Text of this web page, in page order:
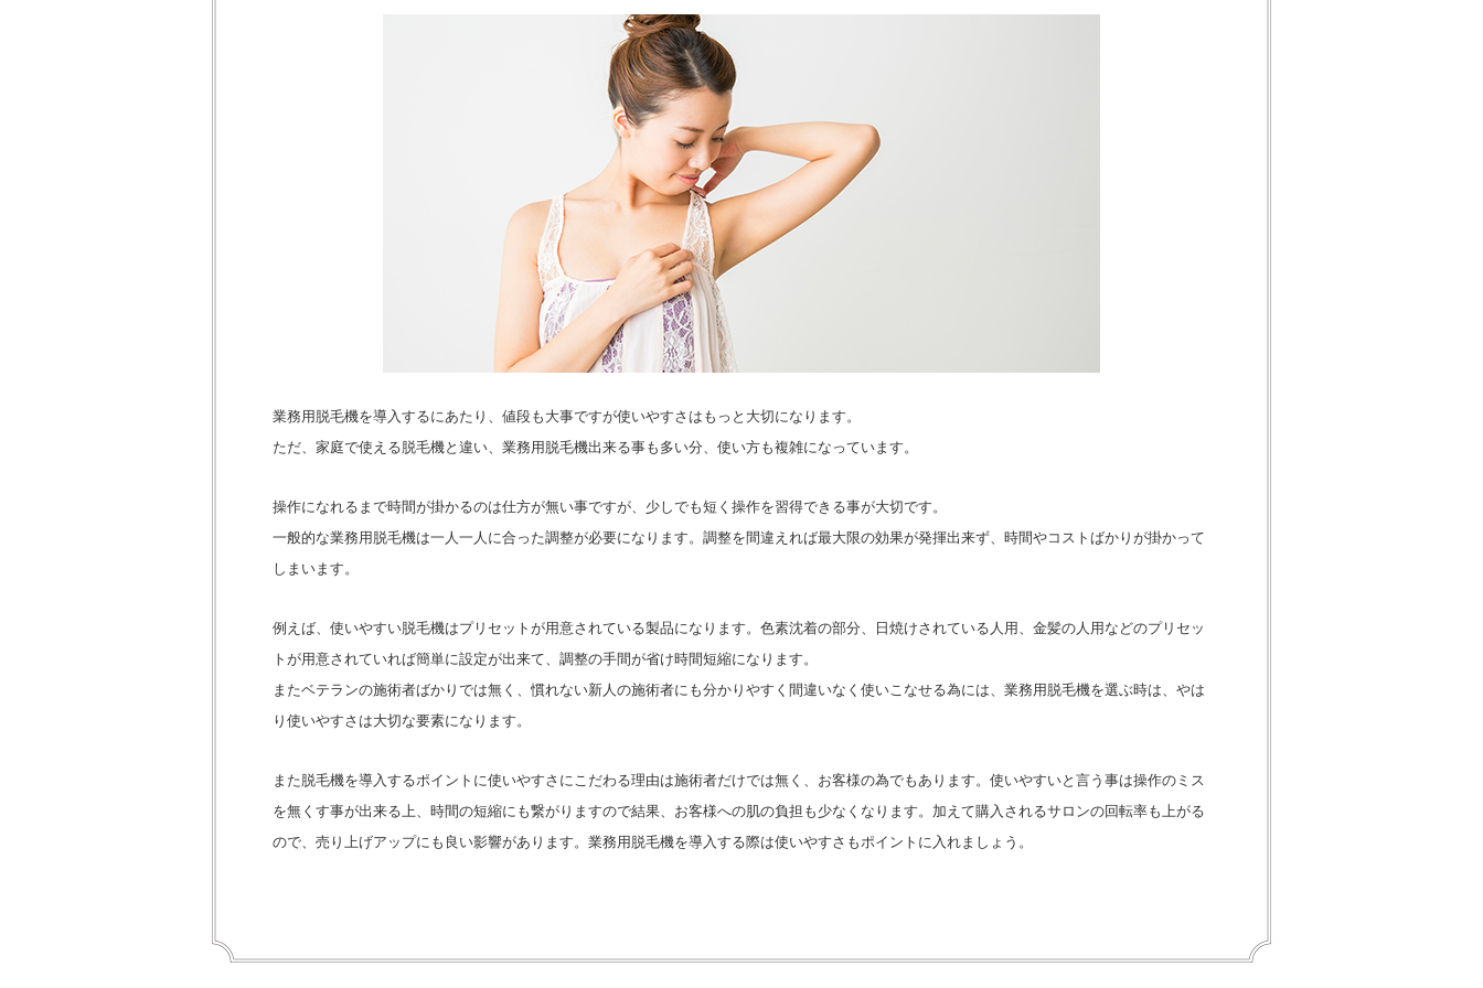
業務用脱毛機を導入するにあたり、値段も大事ですが使いやすさはもっと大切になります。
ただ、家庭で使える脱毛機と違い、業務用脱毛機出来る事も多い分、使い方も複雑になっています。
操作になれるまで時間が掛かるのは仕方が無い事ですが、少しでも短く操作を習得できる事が大切です。
一般的な業務用脱毛機は一人一人に合った調整が必要になります。調整を間違えれば最大限の効果が発揮出来ず、時間やコストばかりが掛かって
しまいます。
例えば、使いやすい脱毛機はプリセットが用意されている製品になります。色素沈着の部分、日焼けされている人用、金髪の人用などのプリセッ
トが用意されていれば簡単に設定が出来て、調整の手間が省け時間短縮になります。
またベテランの施術者ばかりでは無く、慣れない新人の施術者にも分かりやすく間違いなく使いこなせる為には、業務用脱毛機を選ぶ時は、やは
り使いやすさは大切な要素になります。
また脱毛機を導入するポイントに使いやすさにこだわる理由は施術者だけでは無く、お客様の為でもあります。使いやすいと言う事は操作のミス
を無くす事が出来る上、時間の短縮にも繋がりますので結果、お客様への肌の負担も少なくなります。加えて購入されるサロンの回転率も上がる
ので、売り上げアップにも良い影響があります。業務用脱毛機を導入する際は使いやすさもポイントに入れましょう。